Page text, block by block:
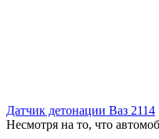
Датчик детонации Ваз 2114
Несмотря на то, что